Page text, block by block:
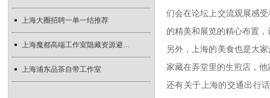
上海大圈招聘一单一结推荐
上海魔都高端工作室隐藏资源避坑指南
上海浦东品茶自带工作室
们会在论坛上交流观展感
的精美和展览的精心布置
另外，上海的美食也是大
家藏在弄堂里的生煎店，
还有关于上海的交通出行